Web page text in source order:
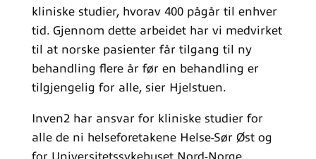
kliniske studier, hvorav 400 pågår til enhver
tid. Gjennom dette arbeidet har vi medvirket
til at norske pasienter får tilgang til ny
behandling flere år før en behandling er
tilgjengelig for alle, sier Hjelstuen.
Inven2 har ansvar for kliniske studier for
alle de ni helseforetakene Helse-Sør Øst og
for Universitetssykehuset Nord-Norge.